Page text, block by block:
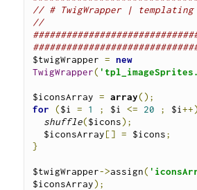
// # TwigWrapper | templating
//
$twigWrapper = new
TwigWrapper(
$iconsArray = array();
for
($i = 1 ; $i <= 20 ; $i++)
shuffle($icons);
$iconsArray[] = $icons;
}
$twigWrapper->assign(
$iconsArray);